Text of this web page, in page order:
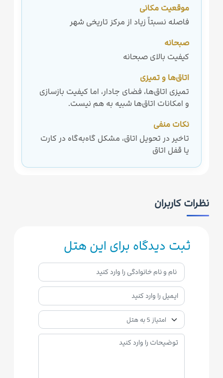
موقعیت مکانی
فاصله نسبتاً زیاد از مرکز تاریخی شهر
صبحانه
کیفیت بالای صبحانه
اتاق‌ها و تمیزی
تمیزی اتاق‌ها، فضای جادار، اما کیفیت بازسازی
و امکانات اتاق‌ها شبیه به هم نیست.
نکات منفی
تاخیر در تحویل اتاق، مشکل گاه‌به‌گاه در کارت
یا قفل اتاق
نظرات کاربران
ثبت دیدگاه برای این هتل